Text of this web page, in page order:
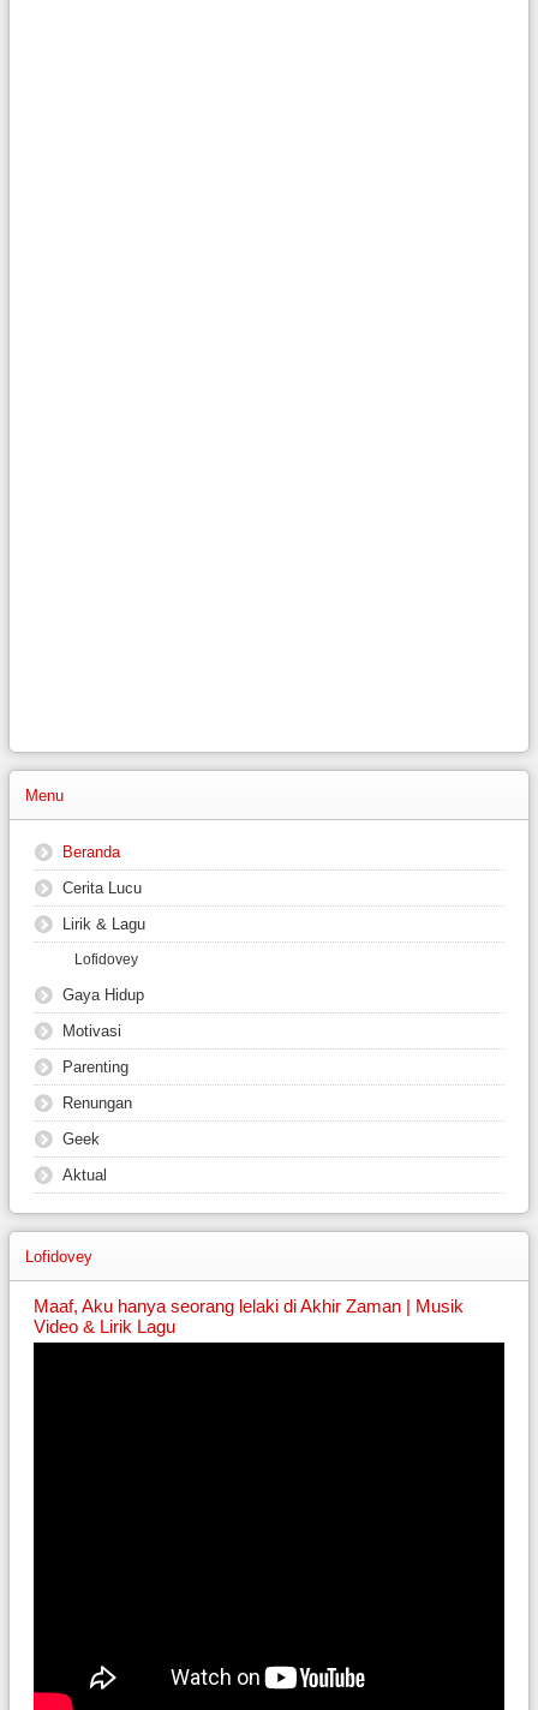
Menu
Beranda
Cerita Lucu
Lirik & Lagu
Lofidovey
Gaya Hidup
Motivasi
Parenting
Renungan
Geek
Aktual
Lofidovey
Maaf, Aku hanya seorang lelaki di Akhir Zaman | Musik
Video & Lirik Lagu